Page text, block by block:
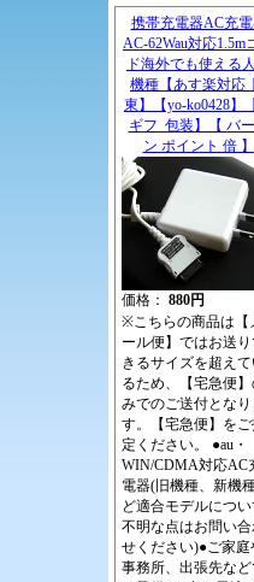
携帯充電器AC充
AC-62Wau対応1.5m
ド海外でも使える
機種【あす楽対応
東】【yo-ko0428】
ギフ_包装】【 バ
ン ポイント 倍 】
価格： 880円
※こちらの商品は【
ール便】ではお送
きるサイズを超え
るため、【宅急便
みでのご送付となり
す。【宅急便】を
定ください。 ●au・
WIN/CDMA対応AC
電器(旧機種、新機
ど適合モデルについ
不明な点はお問い
せください)●ご家庭
事務所、出張先な